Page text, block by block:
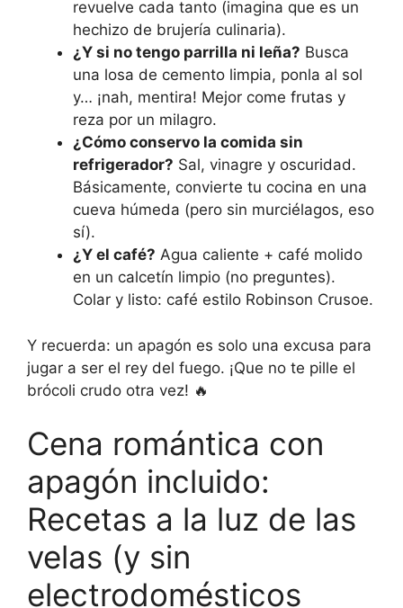
revuelve cada tanto (imagina que es un
hechizo de brujería culinaria).
¿Y si no tengo parrilla ni leña? Busca
una losa de cemento limpia, ponla al sol
y… ¡nah, mentira! Mejor come frutas y
reza por un milagro.
¿Cómo conservo la comida sin
refrigerador? Sal, vinagre y oscuridad.
Básicamente, convierte tu cocina en una
cueva húmeda (pero sin murciélagos, eso
sí).
¿Y el café? Agua caliente + café molido
en un calcetín limpio (no preguntes).
Colar y listo: café estilo Robinson Crusoe.
Y recuerda: un apagón es solo una excusa para
jugar a ser el rey del fuego. ¡Que no te pille el
brócoli crudo otra vez! 🔥
Cena romántica con
apagón incluido:
Recetas a la luz de las
velas (y sin
electrodomésticos